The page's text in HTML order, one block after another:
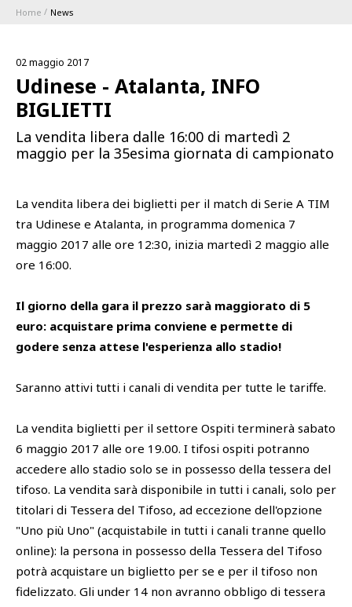
1896 MEMBERSHIP PROGRAM
Serie A
Coppa Italia
Calendari e Risultati
Classifiche
CLUB
Academy
Esports
BLUENERGY STADIUM
SPONSOR
SQUADRE
SHOP
PHOTOGALLERY
Home News
02 maggio 2017
Udinese - Atalanta, INFO
BIGLIETTI
La vendita libera dalle 16:00 di martedì 2
maggio per la 35esima giornata di campionato
La vendita libera dei biglietti per il match di Serie A TIM
tra Udinese e Atalanta, in programma domenica 7
maggio 2017 alle ore 12:30, inizia martedì 2 maggio alle
ore 16:00.
Il giorno della gara il prezzo sarà maggiorato di 5
euro: acquistare prima conviene e permette di
godere senza attese l'esperienza allo stadio!
Saranno attivi tutti i canali di vendita per tutte le tariffe.
La vendita biglietti per il settore Ospiti terminerà sabato
6 maggio 2017 alle ore 19.00. I tifosi ospiti potranno
accedere allo stadio solo se in possesso della tessera del
tifoso. La vendita sarà disponibile in tutti i canali, solo per
titolari di Tessera del Tifoso, ad eccezione dell'opzione
"Uno più Uno" (acquistabile in tutti i canali tranne quello
online): la persona in possesso della Tessera del Tifoso
potrà acquistare un biglietto per se e per il tifoso non
fidelizzato. Gli under 14 non avranno obbligo di tessera